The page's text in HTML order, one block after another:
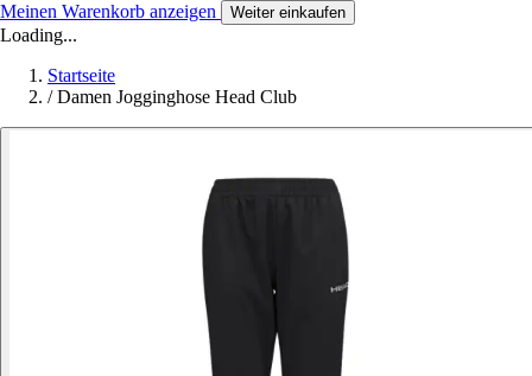
Meinen Warenkorb anzeigen Weiter einkaufen
Loading...
Startseite
/ Damen Jogginghose Head Club